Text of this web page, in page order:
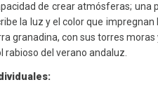
de crear atmósferas; una
la luz y el color que
granadina, con sus torres
rabioso del verano andaluz.